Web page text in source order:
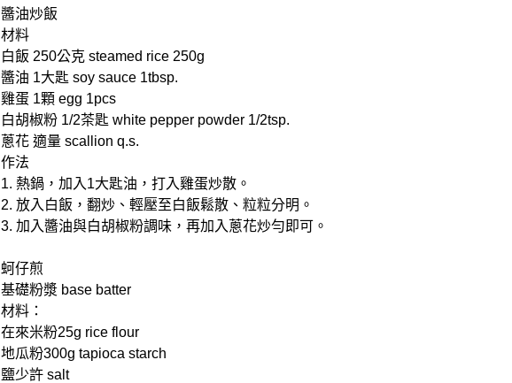
醬油炒飯
材料
白飯 250公克 steamed rice 250g
醬油 1大匙 soy sauce 1tbsp.
雞蛋 1顆 egg 1pcs
白胡椒粉 1/2茶匙 white pepper powder 1/2tsp.
蔥花 適量 scallion q.s.
作法
1. 熱鍋，加入1大匙油，打入雞蛋炒散。
2. 放入白飯，翻炒、輕壓至白飯鬆散、粒粒分明。
3. 加入醬油與白胡椒粉調味，再加入蔥花炒勻即可。
蚵仔煎
基礎粉漿 base batter
材料：
在來米粉25g rice flour
地瓜粉300g tapioca starch
鹽少許 salt